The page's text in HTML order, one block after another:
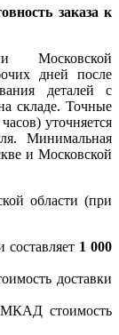
заказа к
дней после
деталей с
складе. Точные
уточняется
Минимальная
и Московской
области (при
1 000
доставки
стоимость